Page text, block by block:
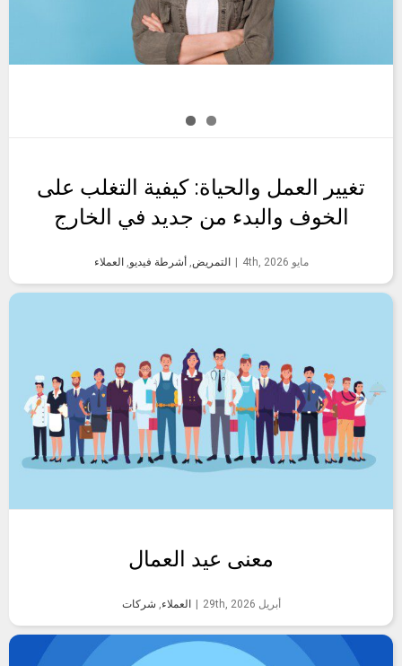
تغيير العمل والحياة: كيفية التغلب على
الخوف والبدء من جديد في الخارج
مايو 4th, 2026 التمريض, أشرطة فيديو, العملاء
معنى عيد العمال
أبريل 29th, 2026 العملاء, شركات